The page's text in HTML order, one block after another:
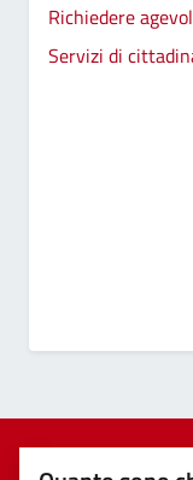
Richiedere
Servizi di